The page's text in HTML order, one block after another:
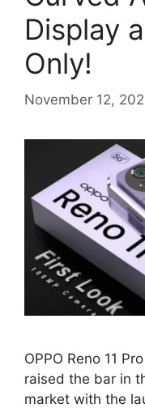
Display
Only!
November 12,
OPPO Reno 11
raised the bar in
market with the